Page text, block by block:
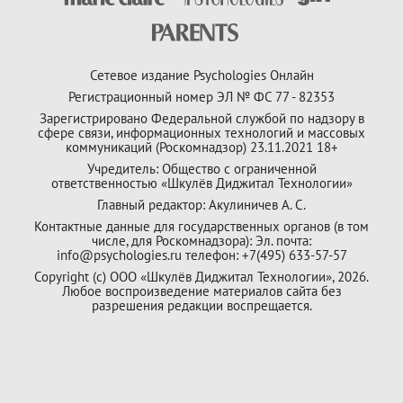
Сетевое издание Psychologies Онлайн
Регистрационный номер ЭЛ № ФС 77 - 82353
Зарегистрировано Федеральной службой по надзору в
сфере связи, информационных технологий и массовых
коммуникаций (Роскомнадзор) 23.11.2021 18+
Учредитель: Общество с ограниченной
ответственностью «Шкулёв Диджитал Технологии»
Главный редактор: Акулиничев А. С.
Контактные данные для государственных органов (в том
числе, для Роскомнадзора): Эл. почта:
info@psychologies.ru телефон: +7(495) 633-57-57
Copyright (с) ООО «Шкулёв Диджитал Технологии», 2026.
Любое воспроизведение материалов сайта без
разрешения редакции воспрещается.